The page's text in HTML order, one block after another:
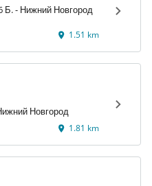
ул. Белинского, д. 106 Б. - Нижний Новгород
1.51 km
д. 44. - Нижний Новгород
1.81 km